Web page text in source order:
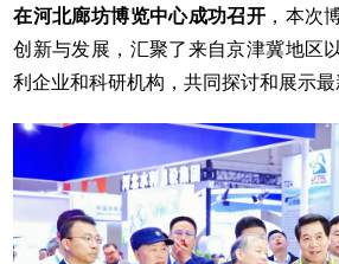
在河北廊坊博览中心成功召开 ，本次
创新与发展，汇聚了来自京津冀地区
利企业和科研机构，共同探讨和展示最